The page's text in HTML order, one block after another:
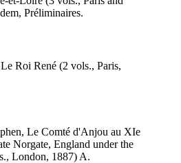
Préliminaires.
Roi René (2 vols., Paris,
Le Comté d'Anjou au XIe
Norgate, England under the
London, 1887) A.